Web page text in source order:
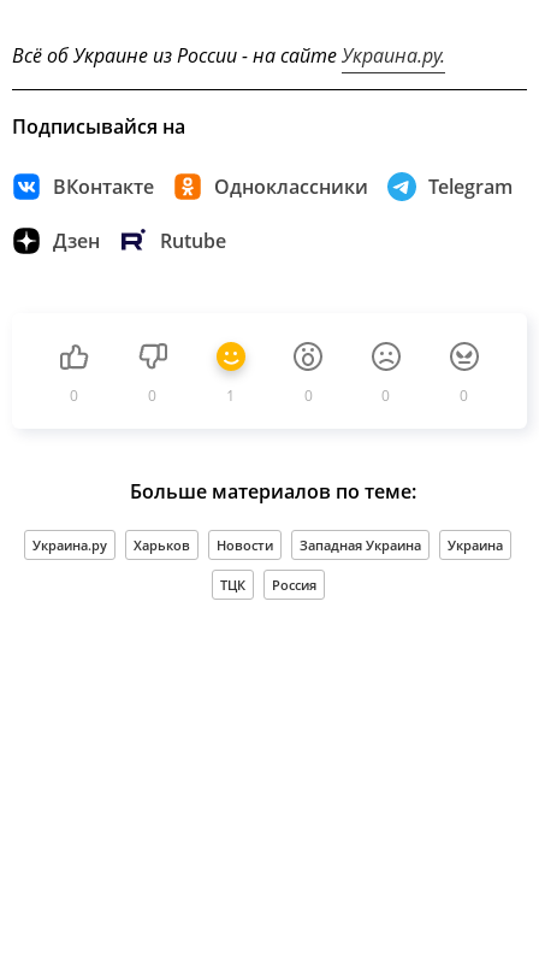
Всё об Украине из России - на сайтеУкраина.ру.
Подписывайся на
ВКонтакте Одноклассники Telegram
Дзен Rutube
0 0 1 0 0 0
Больше материалов по теме:
Украина.ру Харьков Новости Западная Украина Украина
ТЦК Россия